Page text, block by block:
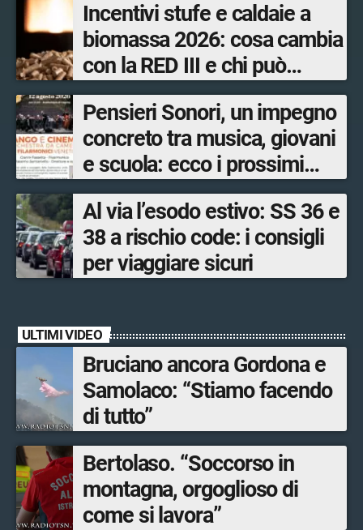
Incentivi stufe e caldaie a
biomassa 2026: cosa cambia
con la RED III e chi può
ottenere i bonus
Pensieri Sonori, un impegno
concreto tra musica, giovani
e scuola: ecco i prossimi
appuntamenti in Valtellina
Al via l’esodo estivo: SS 36 e
38 a rischio code: i consigli
per viaggiare sicuri
ULTIMI VIDEO
Bruciano ancora Gordona e
Samolaco: “Stiamo facendo
di tutto”
Bertolaso. “Soccorso in
montagna, orgoglioso di
come si lavora”